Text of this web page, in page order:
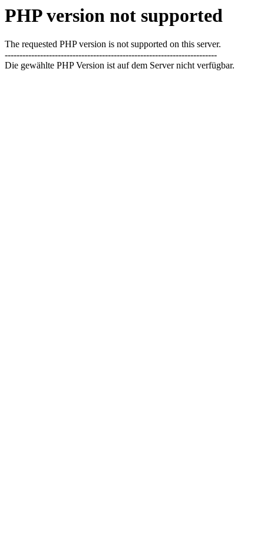
PHP version not supported
The requested PHP version is not supported on this server.
------------------------------------------------------------------------
Die gewählte PHP Version ist auf dem Server nicht verfügbar.